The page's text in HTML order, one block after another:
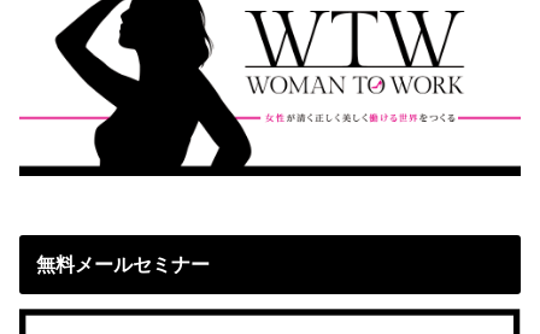
無料メールセミナー